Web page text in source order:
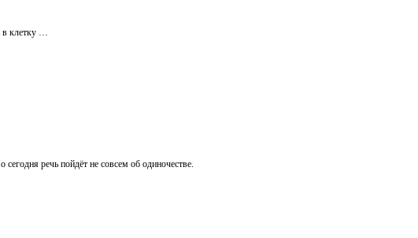
клетку …
речь пойдёт не совсем об одиночестве.